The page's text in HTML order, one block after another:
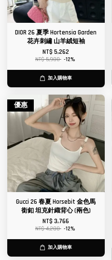
DIOR 26 夏季 Hortensia Garden
花卉刺繡 山羊絨短袖
NT$ 5,262
NT$ 5,980 -12%
加入購物車
優惠
Gucci 26 春夏 Horsebit 金色馬
銜釦 坦克針織背心 (兩色)
NT$ 3,766
NT$ 4,280 -12%
加入購物車